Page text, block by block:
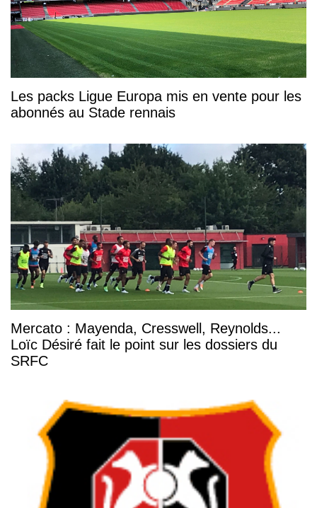
Les packs Ligue Europa mis en vente pour les
abonnés au Stade rennais
Mercato : Mayenda, Cresswell, Reynolds...
Loïc Désiré fait le point sur les dossiers du
SRFC